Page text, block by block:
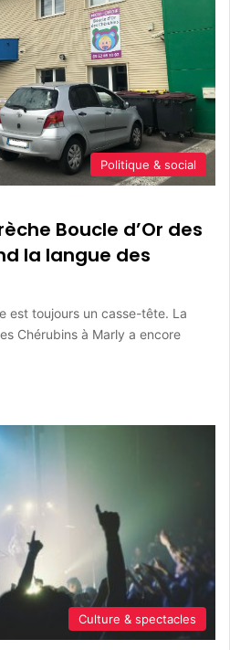
Politique & social
Boucle d’Or des
la langue des
est toujours un casse-tête. La
Chérubins à Marly a encore
Culture & spectacles